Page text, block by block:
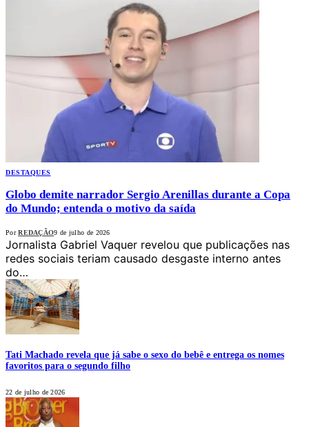
DESTAQUES
Globo demite narrador Sergio Arenillas durante a Copa
do Mundo; entenda o motivo da saída
Por REDAÇÃO9 de julho de 2026
Jornalista Gabriel Vaquer revelou que publicações nas
redes sociais teriam causado desgaste interno antes
do…
Tati Machado revela que já sabe o sexo do bebê e entrega os nomes
favoritos para o segundo filho
22 de julho de 2026